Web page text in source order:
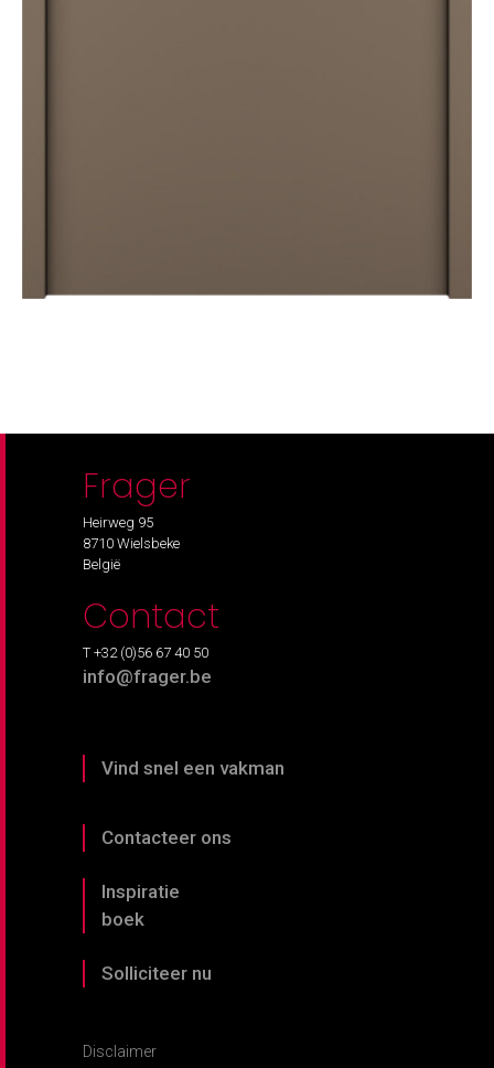
Frager
Heirweg 95
8710 Wielsbeke
België
Contact
T +32 (0)56 67 40 50
info@frager.be
Vind snel een vakman
Contacteer ons
Inspiratie
boek
Solliciteer nu
Disclaimer